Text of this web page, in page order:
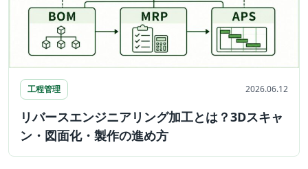
工程管理 2026.06.12
リバースエンジニアリング加工とは？3Dスキャ
ン・図面化・製作の進め方